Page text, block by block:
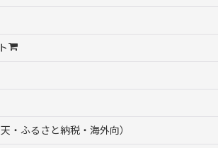
・ふるさと納税・海外向）